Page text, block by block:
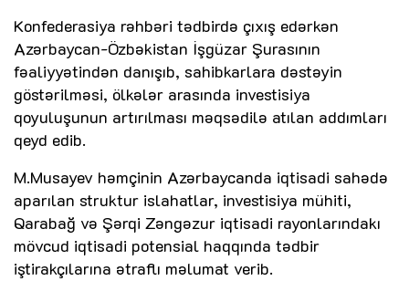
Konfederasiya rəhbəri tədbirdə çıxış edərkən
Azərbaycan-Özbəkistan İşgüzar Şurasının
fəaliyyətindən danışıb, sahibkarlara dəstəyin
göstərilməsi, ölkələr arasında investisiya
qoyuluşunun artırılması məqsədilə atılan addımları
qeyd edib.
M.Musayev həmçinin Azərbaycanda iqtisadi sahədə
aparılan struktur islahatlar, investisiya mühiti,
Qarabağ və Şərqi Zəngəzur iqtisadi rayonlarındakı
mövcud iqtisadi potensial haqqında tədbir
iştirakçılarına ətraflı məlumat verib.